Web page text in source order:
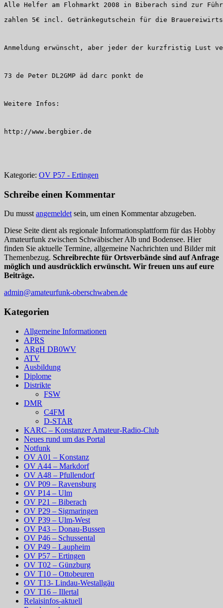
Alle Helfer am Flohmarkt 2008 in Biberach sind zur
zahlen 5€ incl. Getränkegutschein für die
Anmeldung erwünscht, aber jeder der kurzfristig Lust
73 de Peter DL2GMP äd darc ponkt de
Weitere Infos:
http://www.bergbier.de
Kategorie: OV P57 - Ertingen
Schreibe einen Kommentar
Du musst angemeldet sein, um einen Kommentar abzugeben.
Diese Seite dient als regionale Informationsplattform für das Hobby
Amateurfunk zwischen Schwäbischer Alb und Bodensee. Hier
finden Sie aktuelle Termine, allgemeine Nachrichten und Bilder mit
Themenbezug. Schreibrechte für Ortsverbände sind auf Anfrage
möglich und ausdrücklich erwünscht. Wir freuen uns auf eure
Beiträge.
admin@amateurfunk-oberschwaben.de
Kategorien
Allgemeine Informationen
APRS
ARgH DB0WV
ATV
Ausbildung
Diplome
Distrikte
FSW
DMR
C4FM
D-STAR
KARC – Konstanzer Amateur-Radio-Club
Neues rund um das Portal
Notfunk
OV A01 – Konstanz
OV A44 – Markdorf
OV A48 – Pfullendorf
OV P09 – Ravensburg
OV P14 – Ulm
OV P21 – Biberach
OV P29 – Sigmaringen
OV P39 – Ulm-West
OV P43 – Donau-Bussen
OV P46 – Schussental
OV P49 – Laupheim
OV P57 – Ertingen
OV T02 – Günzburg
OV T10 – Ottobeuren
OV T13- Lindau-Westallgäu
OV T16 – Illertal
Relaisinfos-aktuell